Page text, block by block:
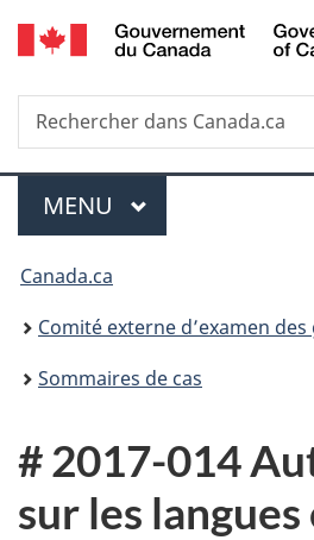
au
à
Au
du
à
Recherche
Rechercher
dans
Menu
MENU PRINCIPAL
Vous
êtes
ici :
Canada.ca
Comité externe d’examen
Sommaires de cas
# 2017-014
sur les